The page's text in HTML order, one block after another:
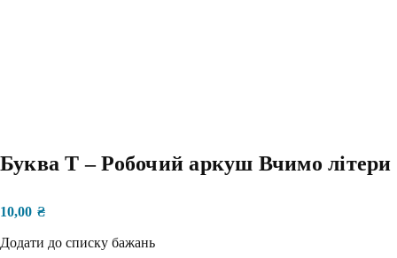
Буква Т – Робочий аркуш Вчимо літери
10,00 ₴
Додати до списку бажань